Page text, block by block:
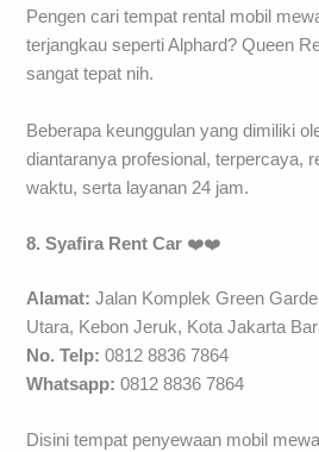
Pengen cari tempat rental mobil
terjangkau seperti Alphard? Queen
sangat tepat nih.
Beberapa keunggulan yang dimiliki
diantaranya profesional, terpercaya,
waktu, serta layanan 24 jam.
8. Syafira Rent Car ❤️❤️
Alamat: Jalan Komplek Green
Utara, Kebon Jeruk, Kota Jakarta
No. Telp: 0812 8836 7864
Whatsapp: 0812 8836 7864
Disini tempat penyewaan mobil